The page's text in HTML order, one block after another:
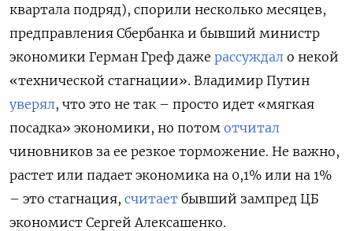
квартала подряд), спорили несколько месяцев,
предправления Сбербанка и бывший министр
экономики Герман Греф даже рассуждал о некой
«технической стагнации». Владимир Путин
уверял, что это не так – просто идет «мягкая
посадка» экономики, но потом отчитал
чиновников за ее резкое торможение. Не важно,
растет или падает экономика на 0,1% или на 1%
– это стагнация, считает бывший зампред ЦБ
экономист Сергей Алексашенко.